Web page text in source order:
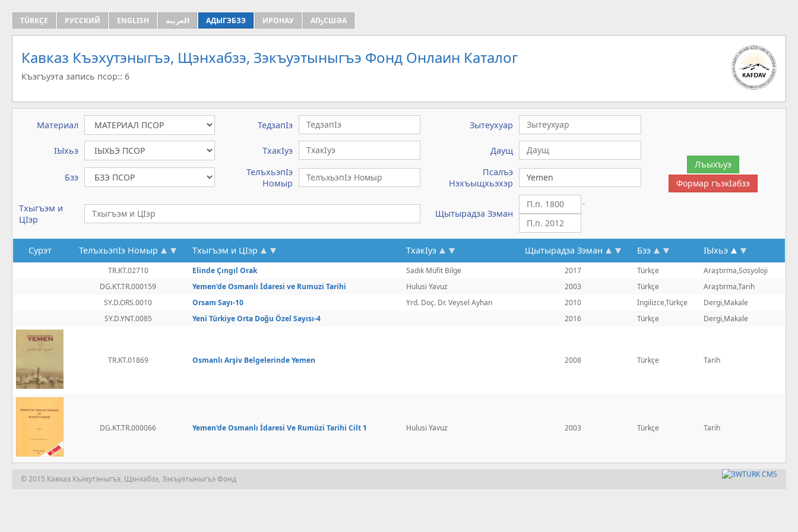
TÜRKÇE РУССКИЙ ENGLISH العربية АДЫГЭБЗЭ ИРОНАУ АҦСШӘА
Кавказ Къэхутэныгъэ, Щэнхабзэ, Зэкъуэтыныгъэ Фонд Онлаин Каталог
Къэгъуэта запись псор:: 6
Материал ТедзапIэ Зытеухуар
IЫхьэ ТхакIуэ Даущ
Бзэ
ТелъхьэпIэ
Номыр
Псалъэ
Нэхъыщхьэхэр
Тхыгъэм и
ЦIэр
Щытырадза Зэман
-
Сурэт ТелъхьэпIэ Номыр Тхыгъэм и ЦIэр ТхакIуэ Щытырадза Зэман Бзэ IЫхьэ
TR.KT.02710 Elinde Çıngıl Orak Sadık Müfit Bilge 2017 Türkçe
Araştırma,Sosyoloji
DG.KT.TR.000159
Yemen'de Osmanlı İdaresi ve Rumuzi Tarihi Hulusi Yavuz 2003 Türkçe
Araştırma,Tarih
SY.D.ORS.0010
Orsam Sayı-10 Yrd. Doç. Dr. Veysel Ayhan 2010 İngilizce,Türkçe
Dergi,Makale
SY.D.YNT.0085
Yeni Türkiye Orta Doğu Özel Sayısı-4 2016 Türkçe Dergi,Makale
TR.KT.01869 Osmanlı Arşiv Belgelerinde Yemen 2008 Türkçe Tarih
DG.KT.TR.000066 Yemen'de Osmanlı İdaresi Ve Rumüzi Tarihi Cilt 1 Hulusi Yavuz 2003 Türkçe Tarih
© 2015 Кавказ Къэхутэныгъэ, Щэнхабзэ, Зэкъуэтыныгъэ Фонд